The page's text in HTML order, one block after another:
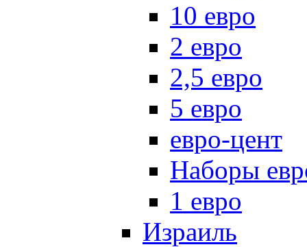
10 евро
2 евро
2,5 евро
5 евро
евро-цент
Наборы
1 евро
Израиль